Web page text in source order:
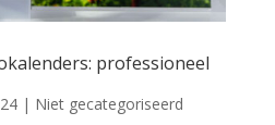
professioneel
| Niet gecategoriseerd